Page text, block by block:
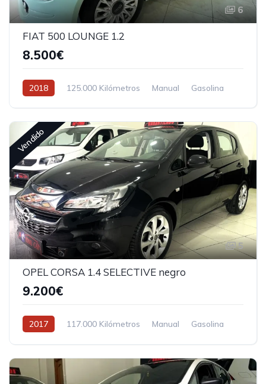
6
FIAT 500 LOUNGE 1.2
8.500€
2018 125.000 Kilómetros Manual Gasolina
Vendido
5
OPEL CORSA 1.4 SELECTIVE negro
9.200€
2017 117.000 Kilómetros Manual
Gasolina